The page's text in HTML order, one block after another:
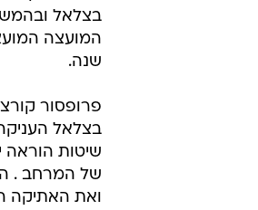
בצלאל
שנה.
בצלאל
שיטות הוראה
של המרחב .
ואת האתיקה